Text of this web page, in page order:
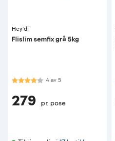
Hey'di
Flislim semfix grå 5kg
Karakter:4.0 av 5 mulige
4av5
279 pr. pose